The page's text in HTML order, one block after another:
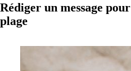
Rédiger un message
plage